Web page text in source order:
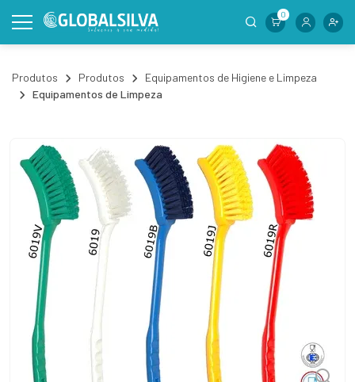
0
Produtos Produtos
Equipamentos de Higiene e Limpeza
Equipamentos de Limpeza